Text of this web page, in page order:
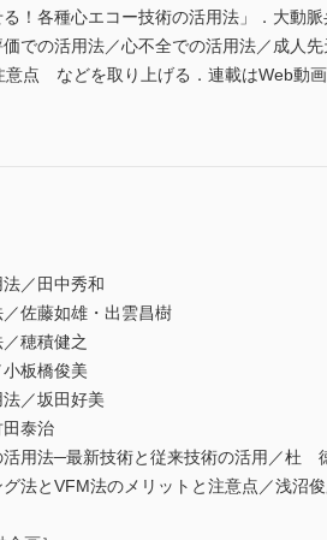
！各種心エコー技術の活用法」．大動
での活用法／心不全での活用法／成人
意点 などを取り上げる．連載はWeb動
／田中秀和
佐藤如雄・出雲昌樹
穂積健之
板橋俊美
／坂田好美
泰治
用法─最新技術と従来技術の活用／杜
法とVFM法のメリットと注意点／浅沼